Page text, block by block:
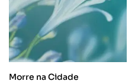
Morre na Cidade